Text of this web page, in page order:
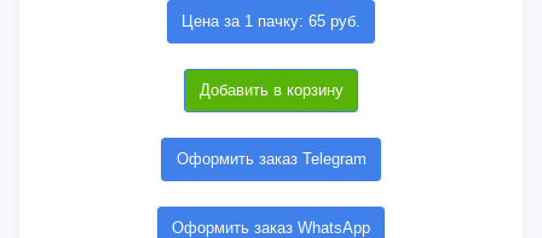
Цена за 1 пачку: 65 руб.
Добавить в корзину
Оформить заказ Telegram
Оформить заказ WhatsApp